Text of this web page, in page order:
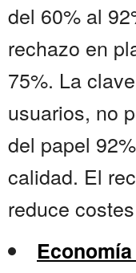
del 60% al
rechazo en
75%. La
usuarios, no
del papel
calidad. El
reduce